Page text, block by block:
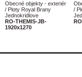
Obecné objekty - exteriér
/ Ploty Royal Brany
Jednokridlove
RO-THEMIS-JB-
1920x1270
/